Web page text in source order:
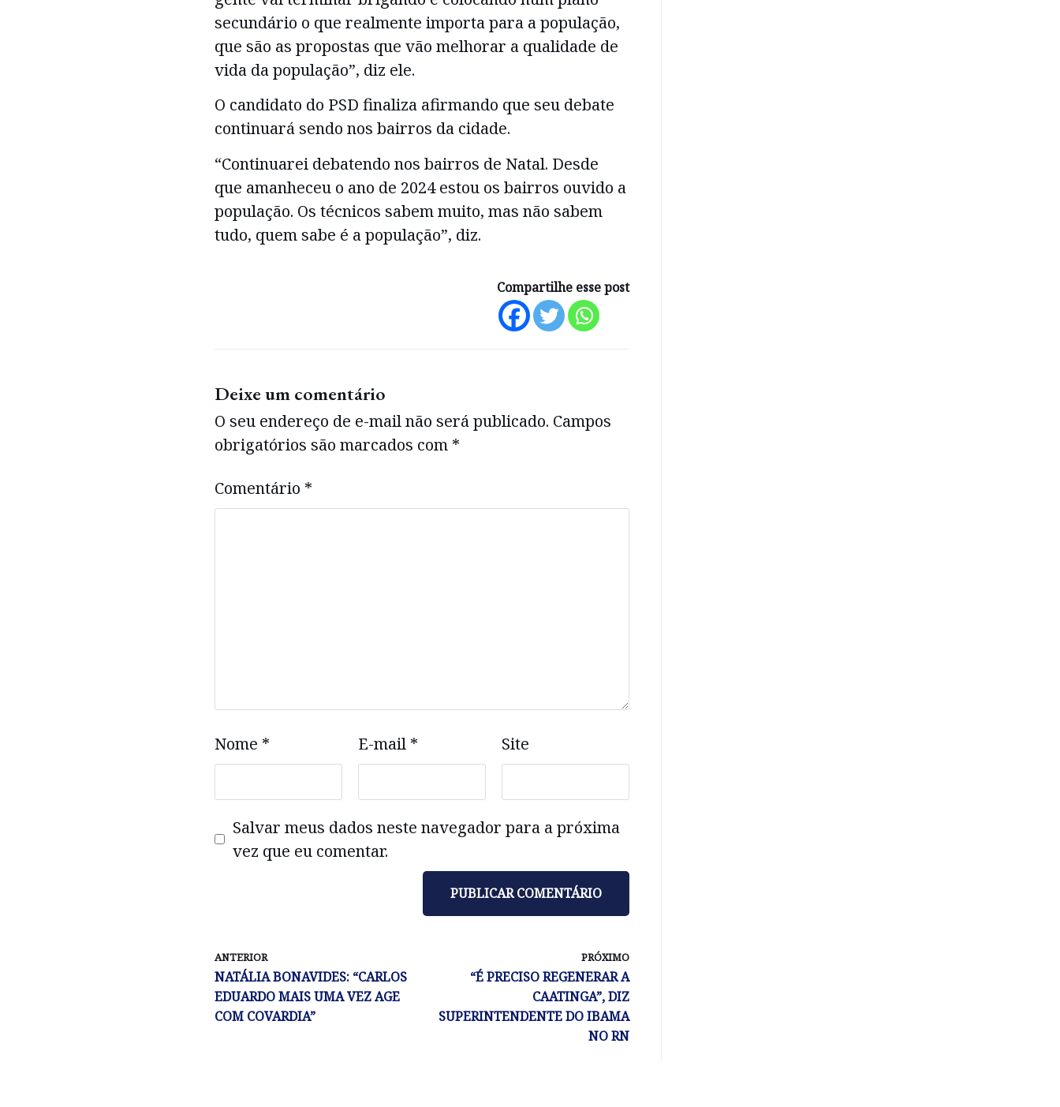
secundário o que realmente importa para a população,
que são as propostas que vão melhorar a qualidade de
vida da população”, diz ele.
O candidato do PSD finaliza afirmando que seu debate
continuará sendo nos bairros da cidade.
“Continuarei debatendo nos bairros de Natal. Desde
que amanheceu o ano de 2024 estou os bairros ouvido a
população. Os técnicos sabem muito, mas não sabem
tudo, quem sabe é a população”, diz.
Compartilhe esse post
Deixe um comentário
O seu endereço de e-mail não será publicado. Campos
obrigatórios são marcados com *
Comentário *
Nome * E-mail * Site
Salvar meus dados neste navegador para a próxima
vez que eu comentar.
ANTERIOR
NATÁLIA BONAVIDES: “CARLOS
EDUARDO MAIS UMA VEZ AGE
COM COVARDIA”
PRÓXIMO
“É PRECISO REGENERAR A
CAATINGA”, DIZ
SUPERINTENDENTE DO IBAMA
NO RN